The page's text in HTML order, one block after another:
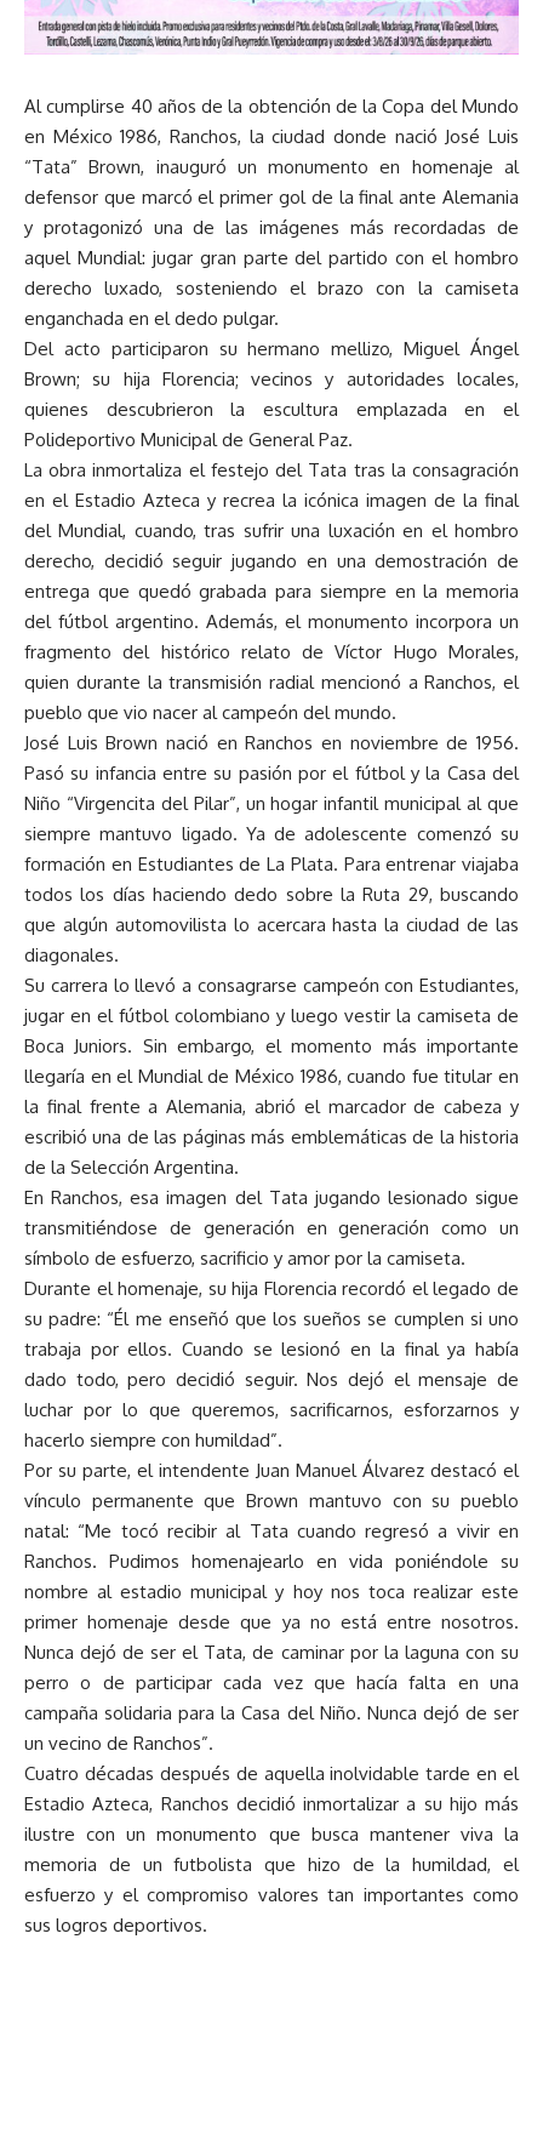
Al cumplirse 40 años de la obtención de la Copa del Mundo
en México 1986, Ranchos, la ciudad donde nació José Luis
“Tata” Brown, inauguró un monumento en homenaje al
defensor que marcó el primer gol de la final ante Alemania
y protagonizó una de las imágenes más recordadas de
aquel Mundial: jugar gran parte del partido con el hombro
derecho luxado, sosteniendo el brazo con la camiseta
enganchada en el dedo pulgar.
Del acto participaron su hermano mellizo, Miguel Ángel
Brown; su hija Florencia; vecinos y autoridades locales,
quienes descubrieron la escultura emplazada en el
Polideportivo Municipal de General Paz.
La obra inmortaliza el festejo del Tata tras la consagración
en el Estadio Azteca y recrea la icónica imagen de la final
del Mundial, cuando, tras sufrir una luxación en el hombro
derecho, decidió seguir jugando en una demostración de
entrega que quedó grabada para siempre en la memoria
del fútbol argentino. Además, el monumento incorpora un
fragmento del histórico relato de Víctor Hugo Morales,
quien durante la transmisión radial mencionó a Ranchos, el
pueblo que vio nacer al campeón del mundo.
José Luis Brown nació en Ranchos en noviembre de 1956.
Pasó su infancia entre su pasión por el fútbol y la Casa del
Niño “Virgencita del Pilar”, un hogar infantil municipal al que
siempre mantuvo ligado. Ya de adolescente comenzó su
formación en Estudiantes de La Plata. Para entrenar viajaba
todos los días haciendo dedo sobre la Ruta 29, buscando
que algún automovilista lo acercara hasta la ciudad de las
diagonales.
Su carrera lo llevó a consagrarse campeón con Estudiantes,
jugar en el fútbol colombiano y luego vestir la camiseta de
Boca Juniors. Sin embargo, el momento más importante
llegaría en el Mundial de México 1986, cuando fue titular en
la final frente a Alemania, abrió el marcador de cabeza y
escribió una de las páginas más emblemáticas de la historia
de la Selección Argentina.
En Ranchos, esa imagen del Tata jugando lesionado sigue
transmitiéndose de generación en generación como un
símbolo de esfuerzo, sacrificio y amor por la camiseta.
Durante el homenaje, su hija Florencia recordó el legado de
su padre: “Él me enseñó que los sueños se cumplen si uno
trabaja por ellos. Cuando se lesionó en la final ya había
dado todo, pero decidió seguir. Nos dejó el mensaje de
luchar por lo que queremos, sacrificarnos, esforzarnos y
hacerlo siempre con humildad”.
Por su parte, el intendente Juan Manuel Álvarez destacó el
vínculo permanente que Brown mantuvo con su pueblo
natal: “Me tocó recibir al Tata cuando regresó a vivir en
Ranchos. Pudimos homenajearlo en vida poniéndole su
nombre al estadio municipal y hoy nos toca realizar este
primer homenaje desde que ya no está entre nosotros.
Nunca dejó de ser el Tata, de caminar por la laguna con su
perro o de participar cada vez que hacía falta en una
campaña solidaria para la Casa del Niño. Nunca dejó de ser
un vecino de Ranchos”.
Cuatro décadas después de aquella inolvidable tarde en el
Estadio Azteca, Ranchos decidió inmortalizar a su hijo más
ilustre con un monumento que busca mantener viva la
memoria de un futbolista que hizo de la humildad, el
esfuerzo y el compromiso valores tan importantes como
sus logros deportivos.